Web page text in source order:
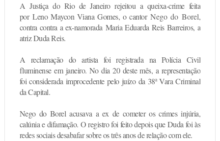
A Justiça do Rio de Janeiro rejeitou a queixa-crime feita
porLeno Maycon Viana Gomes, o cantor Nego do Borel,
contra contra a ex-namorada Maria Eduarda Reis Barreiros, a
atriz Duda Reis.
A reclamação do artista foi registrada na Polícia Civil
fluminense em janeiro. No dia 20 deste mês, a representação
foi considerada improcedente pelo juízo da 38ª Vara Criminal
da Capital.
Nego do Borel acusava a ex de cometer os crimes injúria,
calúnia e difamação. O registro foi feito depois que Duda foi às
redes sociais desabafar sobre os três anos de relação com ele.